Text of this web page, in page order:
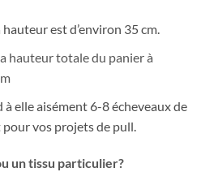
est d’environ 35 cm.
hauteur totale du panier à
elle aisément 6-8 écheveaux de
vos projets de pull.
un tissu particulier?